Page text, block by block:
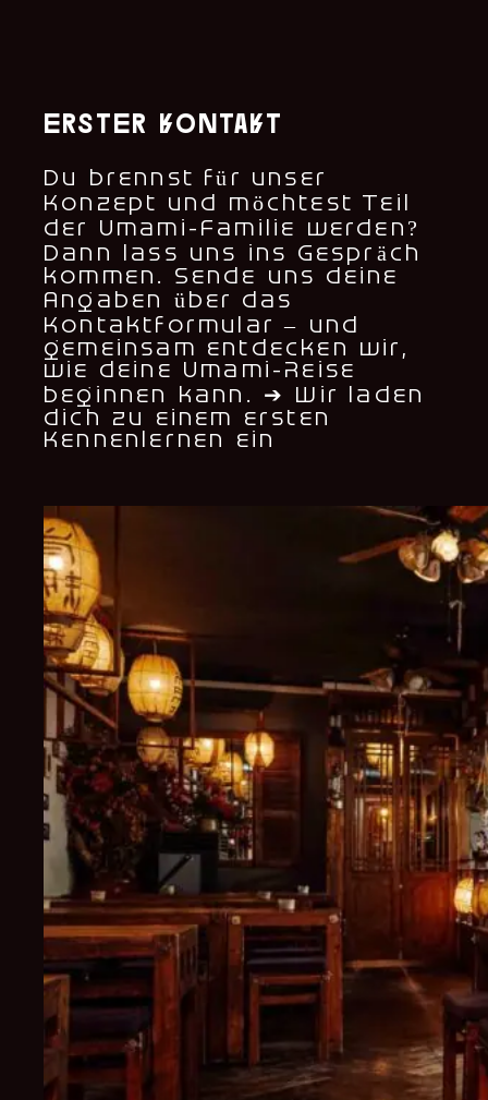
erster kontakt
Du brennst für unser
Konzept und möchtest Teil
der Umami-Familie werden?
Dann lass uns ins Gespräch
kommen. Sende uns deine
Angaben über das
Kontaktformular – und
gemeinsam entdecken wir,
wie deine Umami-Reise
beginnen kann. ➔ Wir laden
dich zu einem ersten
Kennenlernen ein